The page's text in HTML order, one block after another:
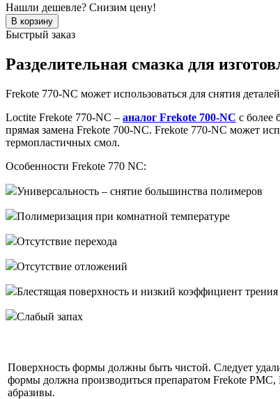
Нашли дешевле? Снизим цену!
Быстрый заказ
Разделительная смазка для
Frekote 770-NC может использоваться для снятия
Loctite Frekote 770-NC – аналог Frekote 700-NC с более
прямая замена Frekote 700-NC. Frekote 770-NC может
термопластичных смол.
Особенности Frekote 770 NC:
Универсальность – снятие большинства полимеров
Полимеризация при комнатной температуре
Отсутствие перехода
Отсутствие отложений
Блестящая поверхность и низкий коэффициент трения
Слабый запах
Поверхность формы должны быть чистой. Следует
формы должна производиться препаратом Frekote
абразивы.